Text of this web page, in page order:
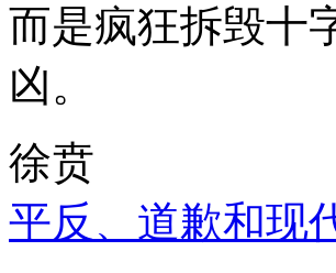
而是疯狂拆毁十
凶。
徐贲
平反、道歉和现